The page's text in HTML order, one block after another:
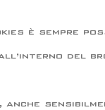
è sempre
all’interno del
anche